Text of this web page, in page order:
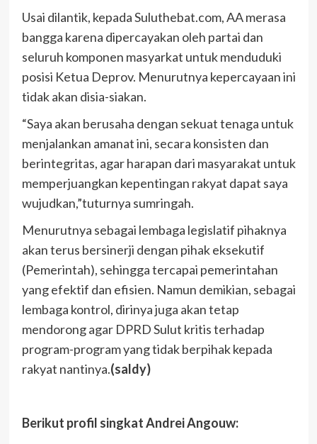
Usai dilantik, kepada Suluthebat.com, AA merasa
bangga karena dipercayakan oleh partai dan
seluruh komponen masyarkat untuk menduduki
posisi Ketua Deprov. Menurutnya kepercayaan ini
tidak akan disia-siakan.
“Saya akan berusaha dengan sekuat tenaga untuk
menjalankan amanat ini, secara konsisten dan
berintegritas, agar harapan dari masyarakat untuk
memperjuangkan kepentingan rakyat dapat saya
wujudkan,”tuturnya sumringah.
Menurutnya sebagai lembaga legislatif pihaknya
akan terus bersinerji dengan pihak eksekutif
(Pemerintah), sehingga tercapai pemerintahan
yang efektif dan efisien. Namun demikian, sebagai
lembaga kontrol, dirinya juga akan tetap
mendorong agar DPRD Sulut kritis terhadap
program-program yang tidak berpihak kepada
rakyat nantinya.(saldy)
Berikut profil singkat Andrei Angouw: